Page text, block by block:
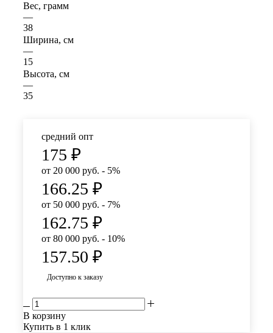
Вес, грамм
—
38
Ширина, см
—
15
Высота, см
—
35
средний опт
175 ₽
от 20 000 руб. - 5%
166.25 ₽
от 50 000 руб. - 7%
162.75 ₽
от 80 000 руб. - 10%
157.50 ₽
Доступно к заказу
В корзину
Купить в 1 клик